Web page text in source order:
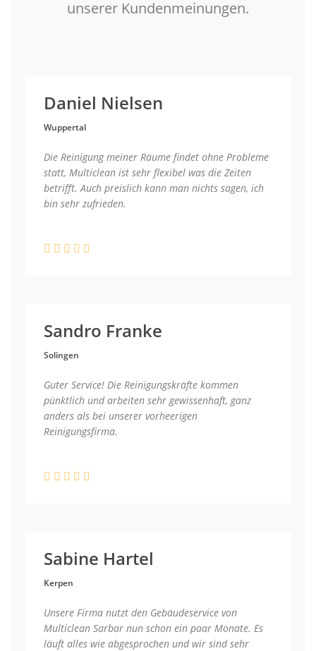
unserer Kundenmeinungen.
Daniel Nielsen
Wuppertal
Die Reinigung meiner Räume findet ohne Probleme
statt, Multiclean ist sehr flexibel was die Zeiten
betrifft. Auch preislich kann man nichts sagen, ich
bin sehr zufrieden.
Sandro Franke
Solingen
Guter Service! Die Reinigungskräfte kommen
pünktlich und arbeiten sehr gewissenhaft, ganz
anders als bei unserer vorheerigen
Reinigungsfirma.
Sabine Hartel
Kerpen
Unsere Firma nutzt den Gebäudeservice von
Multiclean Sarbar nun schon ein paar Monate. Es
läuft alles wie abgesprochen und wir sind sehr